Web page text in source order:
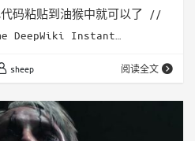
码粘贴到油猴中就可以了 //
DeepWiki Instant
// @version 0.1.0 //
DeepWiki pages on the fly
sheep 阅读全文